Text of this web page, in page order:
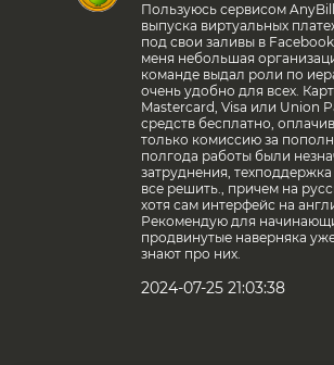
Пользуюсь сервисом
выпуска виртуальных
под свои заливы в
меня небольшая
команде выдал роли по
очень удобно для всех.
Mastercard, Visa или Union
средств бесплатно,
только комиссию за
полгода работы были
затруднения,
все решить., причем на
хотя сам интерфейс на
Рекомендую для
продвинутые наверняка
знают про них.
2024-07-25 21:03:38